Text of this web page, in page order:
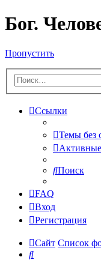
Бог.
Пропустить
Ссылки
Темы без
Поиск
FAQ
Вход
Регистрация
Сайт Список
Поиск